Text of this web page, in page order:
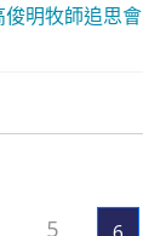
俊明牧師追思會
5